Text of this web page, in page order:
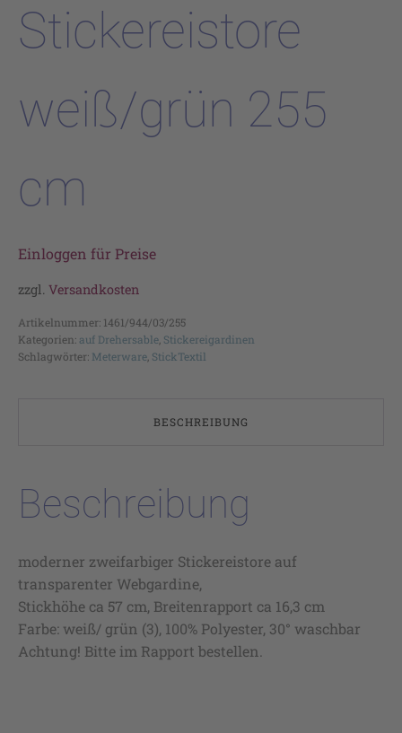
Stickereistore
weiß/grün 255
cm
Einloggen für Preise
zzgl. Versandkosten
Artikelnummer: 1461/944/03/255
Kategorien: auf Drehersable Stickereigardinen
Schlagwörter: Meterware StickTextil
BESCHREIBUNG
Beschreibung
moderner zweifarbiger Stickereistore auf
transparenter Webgardine,
Stickhöhe ca 57 cm, Breitenrapport ca 16,3 cm
Farbe: weiß/ grün (3), 100% Polyester, 30° waschbar
Achtung! Bitte im Rapport bestellen.